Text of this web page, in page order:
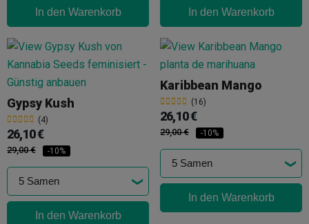
In den Warenkorb In den Warenkorb
Gypsy Kush
(4)
26,10 €
29,00 € -10%
In den Warenkorb
Karibbean Mango
(16)
26,10 €
29,00 € -10%
In den Warenkorb